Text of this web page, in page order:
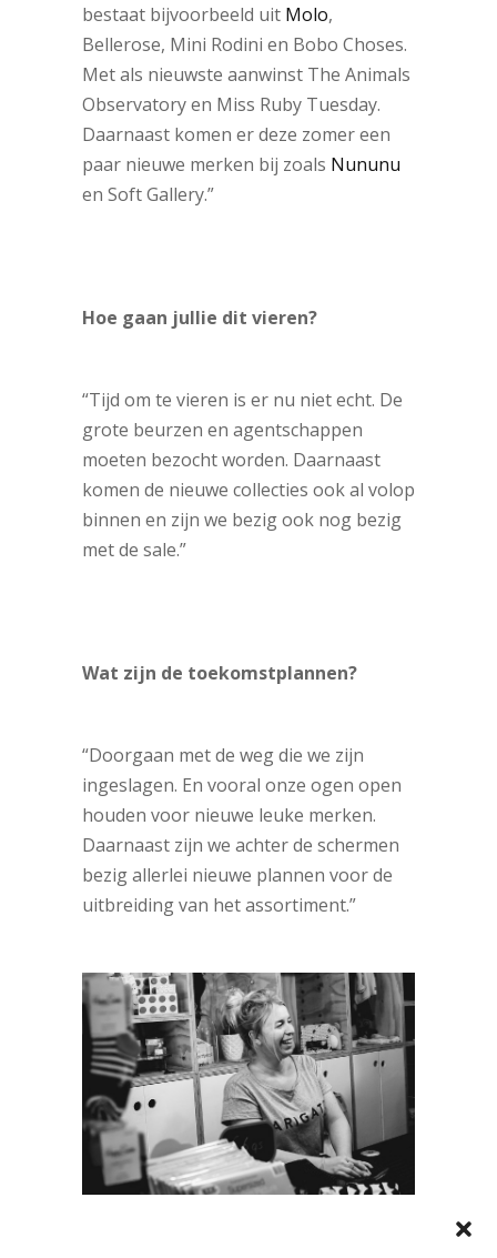
bestaat bijvoorbeeld uit Molo,
Bellerose, Mini Rodini en Bobo Choses.
Met als nieuwste aanwinst The Animals
Observatory en Miss Ruby Tuesday.
Daarnaast komen er deze zomer een
paar nieuwe merken bij zoals Nununu
en Soft Gallery.”
Hoe gaan jullie dit vieren?
“Tijd om te vieren is er nu niet echt. De
grote beurzen en agentschappen
moeten bezocht worden. Daarnaast
komen de nieuwe collecties ook al volop
binnen en zijn we bezig ook nog bezig
met de sale.”
Wat zijn de toekomstplannen?
“Doorgaan met de weg die we zijn
ingeslagen. En vooral onze ogen open
houden voor nieuwe leuke merken.
Daarnaast zijn we achter de schermen
bezig allerlei nieuwe plannen voor de
uitbreiding van het assortiment.”